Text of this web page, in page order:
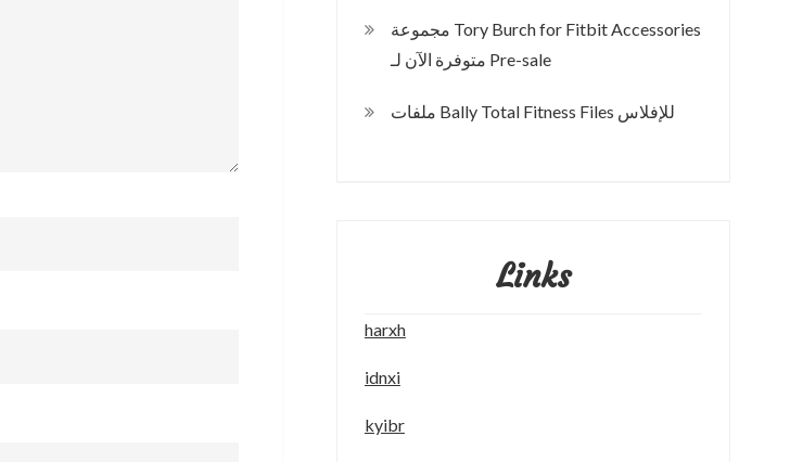
مجموعة Tory Burch for Fitbit Accessories
متوفرة الآن لـ Pre-sale
ملفات Bally Total Fitness Files للإفلاس
Links
harxh
idnxi
kyibr